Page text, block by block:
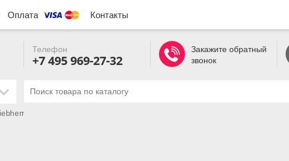
Оплата Контакты
Телефон
+7 495 969-27-32
Закажите обратный
звонок